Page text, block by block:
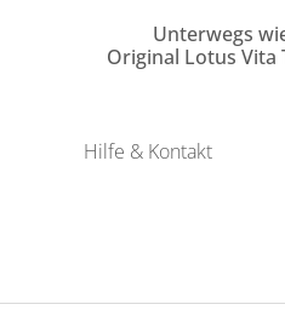
Unterwegs
Original Lotus
Hilfe & Kontakt